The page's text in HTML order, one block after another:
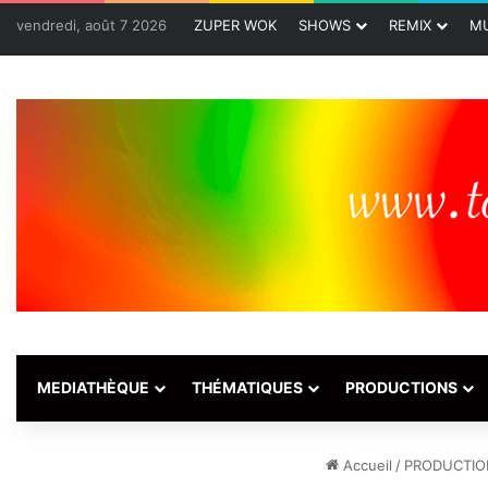
vendredi, août 7 2026 ZUPER WOK SHOWS REMIX
MEDIATHÈQUE THÉMATIQUES PRODUCTIONS
Accueil /